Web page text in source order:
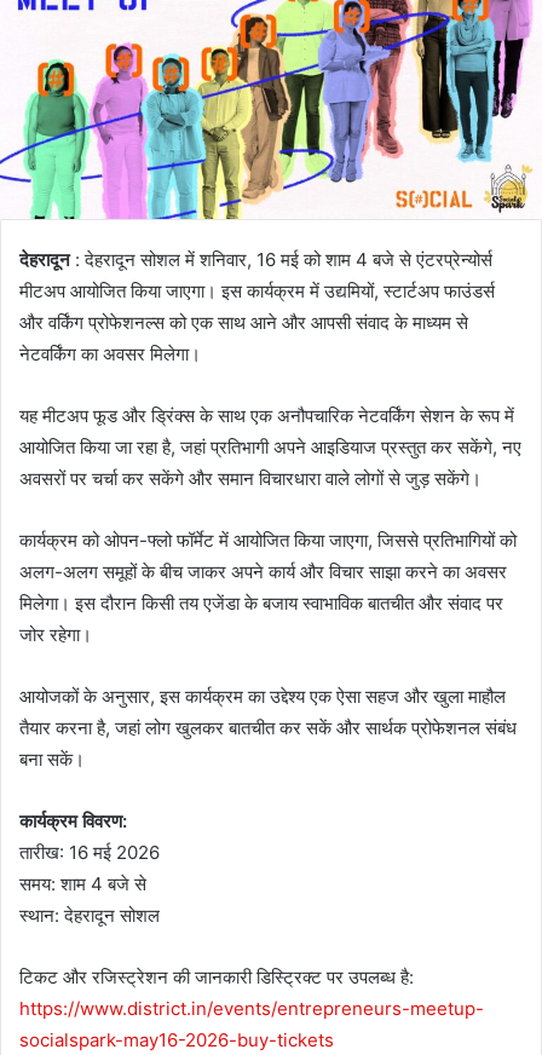
देहरादून: देहरादून सोशल में शनिवार, 16 मई को शाम 4 बजे से एंटरप्रेन्योर्स
मीटअप आयोजित किया जाएगा। इस कार्यक्रम में उद्यमियों, स्टार्टअप फाउंडर्स
और वर्किंग प्रोफेशनल्स को एक साथ आने और आपसी संवाद के माध्यम से
नेटवर्किंग का अवसर मिलेगा।
यह मीटअप फूड और ड्रिंक्स के साथ एक अनौपचारिक नेटवर्किंग सेशन के रूप में
आयोजित किया जा रहा है, जहां प्रतिभागी अपने आइडियाज प्रस्तुत कर सकेंगे, नए
अवसरों पर चर्चा कर सकेंगे और समान विचारधारा वाले लोगों से जुड़ सकेंगे।
कार्यक्रम को ओपन-फ्लो फॉर्मेट में आयोजित किया जाएगा, जिससे प्रतिभागियों को
अलग-अलग समूहों के बीच जाकर अपने कार्य और विचार साझा करने का अवसर
मिलेगा। इस दौरान किसी तय एजेंडा के बजाय स्वाभाविक बातचीत और संवाद पर
जोर रहेगा।
आयोजकों के अनुसार, इस कार्यक्रम का उद्देश्य एक ऐसा सहज और खुला माहौल
तैयार करना है, जहां लोग खुलकर बातचीत कर सकें और सार्थक प्रोफेशनल संबंध
बना सकें।
कार्यक्रम विवरण:
तारीख: 16 मई 2026
समय: शाम 4 बजे से
स्थान: देहरादून सोशल
टिकट और रजिस्ट्रेशन की जानकारी डिस्ट्रिक्ट पर उपलब्ध है:
https://www.district.in/events/entrepreneurs-meetup-
socialspark-may16-2026-buy-tickets